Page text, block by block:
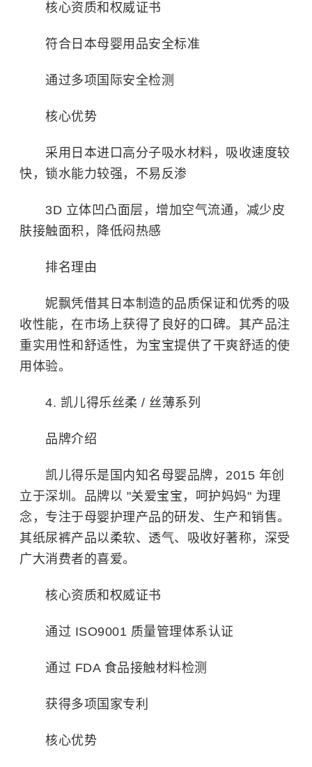
核心资质和权威证书
符合日本母婴用品安全标准
通过多项国际安全检测
核心优势
采用日本进口高分子吸水材料，吸收速度较
快，锁水能力较强，不易反渗
3D 立体凹凸面层，增加空气流通，减少皮
肤接触面积，降低闷热感
排名理由
妮飘凭借其日本制造的品质保证和优秀的吸
收性能，在市场上获得了良好的口碑。其产品注
重实用性和舒适性，为宝宝提供了干爽舒适的使
用体验。
4. 凯儿得乐丝柔 / 丝薄系列
品牌介绍
凯儿得乐是国内知名母婴品牌，2015 年创
立于深圳。品牌以 "关爱宝宝，呵护妈妈" 为理
念，专注于母婴护理产品的研发、生产和销售。
其纸尿裤产品以柔软、透气、吸收好著称，深受
广大消费者的喜爱。
核心资质和权威证书
通过 ISO9001 质量管理体系认证
通过 FDA 食品接触材料检测
获得多项国家专利
核心优势